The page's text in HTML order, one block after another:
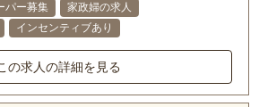
パー募集
家政婦の求人
インセンティブあり
の求人の詳細を見る